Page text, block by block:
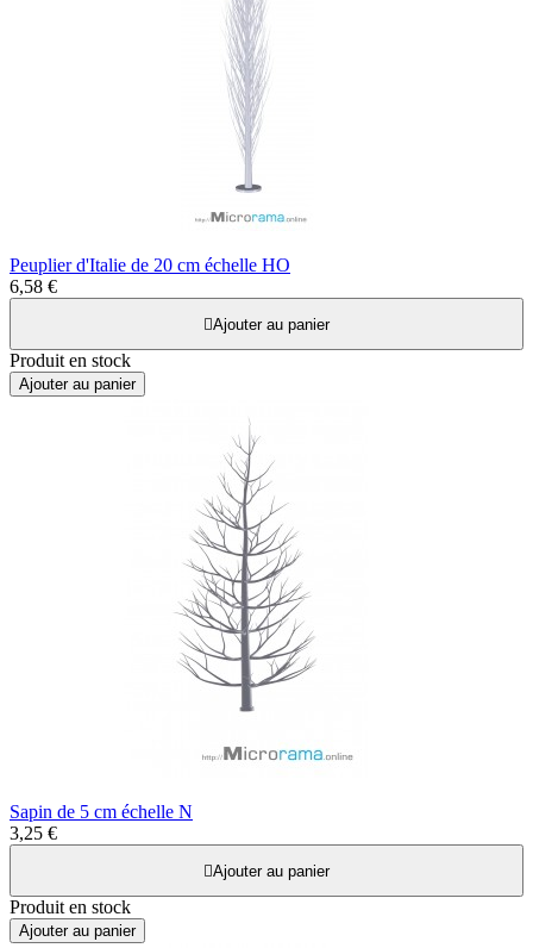
Peuplier d'Italie de 20 cm échelle HO
6,58 €
Ajouter au panier
Produit en stock
Ajouter au panier
Sapin de 5 cm échelle N
3,25 €
Ajouter au panier
Produit en stock
Ajouter au panier